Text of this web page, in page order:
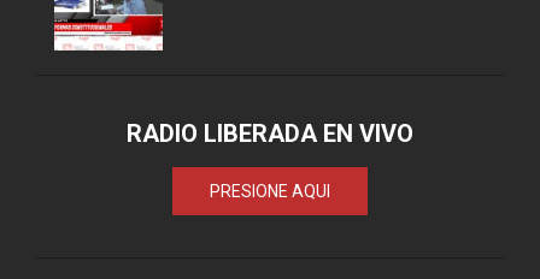
RADIO LIBERADA EN VIVO
PRESIONE AQUI